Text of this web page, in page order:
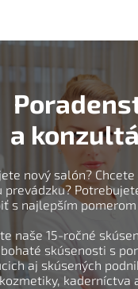
a
nový salón?
prevádzku?
s najlepším
naše 15-ročné
skúsenosti s
aj skúsených
kozmetiky, kaderníctva